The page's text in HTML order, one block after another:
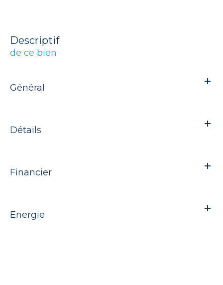
descriptif
de ce bien
Général
Détails
Financier
Energie